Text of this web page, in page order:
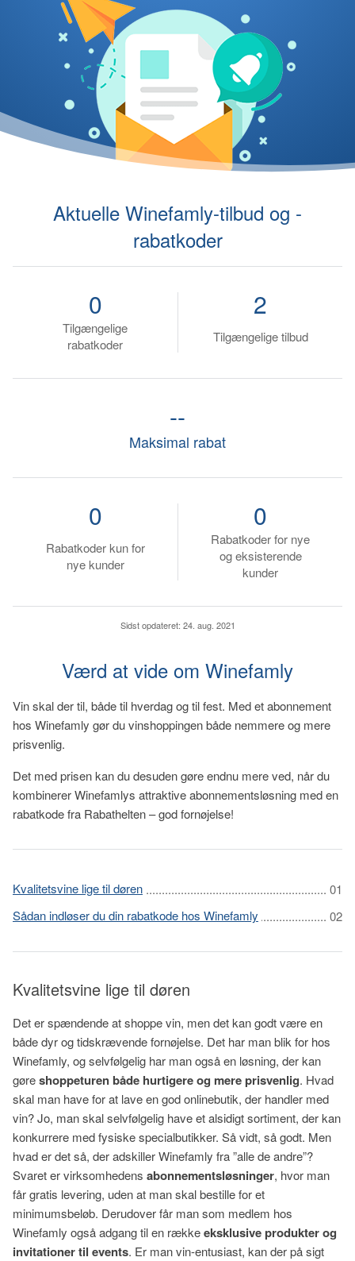
Aktuelle Winefamly-tilbud og -
rabatkoder
Tilgængelige
rabatkoder
0
Tilgængelige tilbud
2
Maksimal rabat
--
Rabatkoder kun for
nye kunder
0
Rabatkoder for nye
og eksisterende
kunder
0
Sidst opdateret: 24. aug. 2021
Værd at vide om Winefamly
Vin skal der til, både til hverdag og til fest. Med et abonnement
hos Winefamly gør du vinshoppingen både nemmere og mere
prisvenlig.
Det med prisen kan du desuden gøre endnu mere ved, når du
kombinerer Winefamlys attraktive abonnementsløsning med en
rabatkode fra Rabathelten – god fornøjelse!
Kvalitetsvine lige til døren
Sådan indløser du din rabatkode hos Winefamly
Kvalitetsvine lige til døren
Det er spændende at shoppe vin, men det kan godt være en
både dyr og tidskrævende fornøjelse. Det har man blik for hos
Winefamly, og selvfølgelig har man også en løsning, der kan
gøreshoppeturen både hurtigere og mere prisvenlig. Hvad
skal man have for at lave en god onlinebutik, der handler med
vin? Jo, man skal selvfølgelig have et alsidigt sortiment, der kan
konkurrere med fysiske specialbutikker. Så vidt, så godt. Men
hvad er det så, der adskiller Winefamly fra ”alle de andre”?
Svaret er virksomhedens abonnementsløsninger, hvor man
får gratis levering, uden at man skal bestille for et
minimumsbeløb. Derudover får man som medlem hos
Winefamly også adgang til en rækkeeksklusive produkter og
invitationer til events. Er man vin-entusiast, kan der på sigt